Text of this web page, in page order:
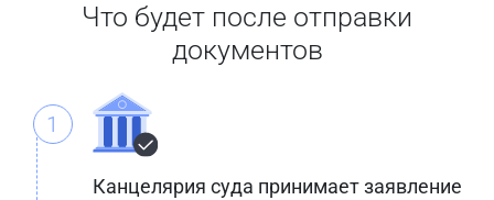
Что будет после отправки
документов
1
Канцелярия суда принимает заявление